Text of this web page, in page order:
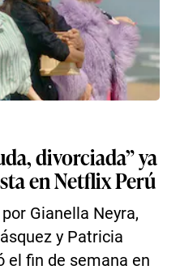
divorciada” ya
en Netflix Perú
Gianella Neyra,
y Patricia
el fin de semana en